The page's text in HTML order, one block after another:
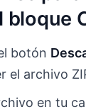
bloque
botón
el archivo
en tu